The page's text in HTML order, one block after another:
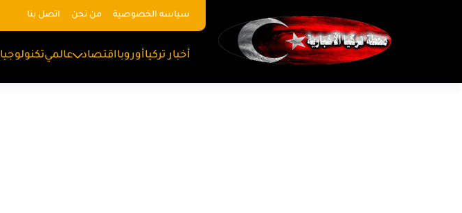
سياسه الخصوصية من نحن اتصل بنا
أخبار تركياأوروبااقتصاد عالميتكنولوجيا